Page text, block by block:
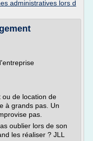
administratives lors d
ou de location de
à grands pas. Un
pas.
oublier lors de son
les réaliser ? JLL